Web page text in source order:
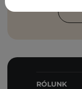
RÓLUNK